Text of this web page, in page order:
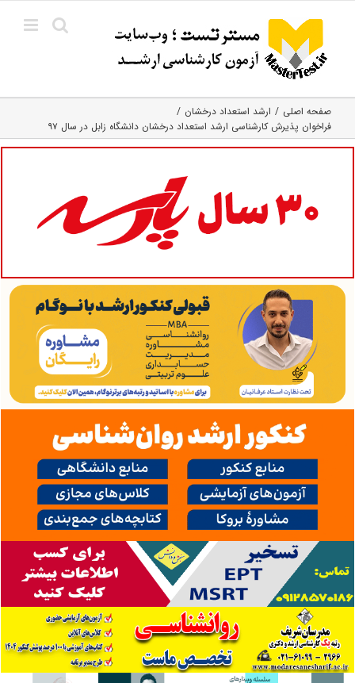
content
صفحه اصلی
ارشد استعداد درخشان
فراخوان پذیرش کارشناسی ارشد استعداد درخشان دانشگاه زابل در سال ۹۷